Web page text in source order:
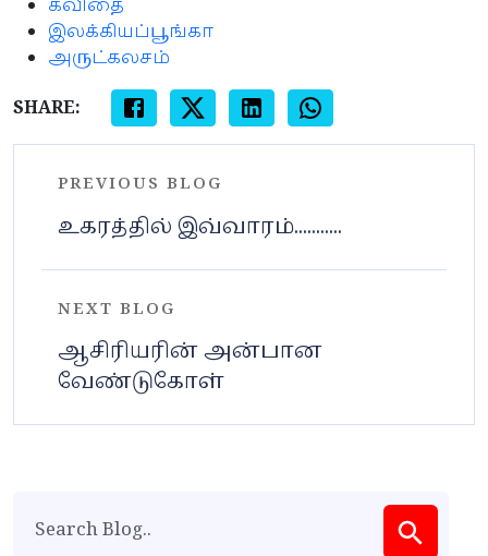
கவிதை
இலக்கியப்பூங்கா
அருட்கலசம்
SHARE:
PREVIOUS BLOG
உகரத்தில் இவ்வாரம்...........
NEXT BLOG
ஆசிரியரின் அன்பான
வேண்டுகோள்